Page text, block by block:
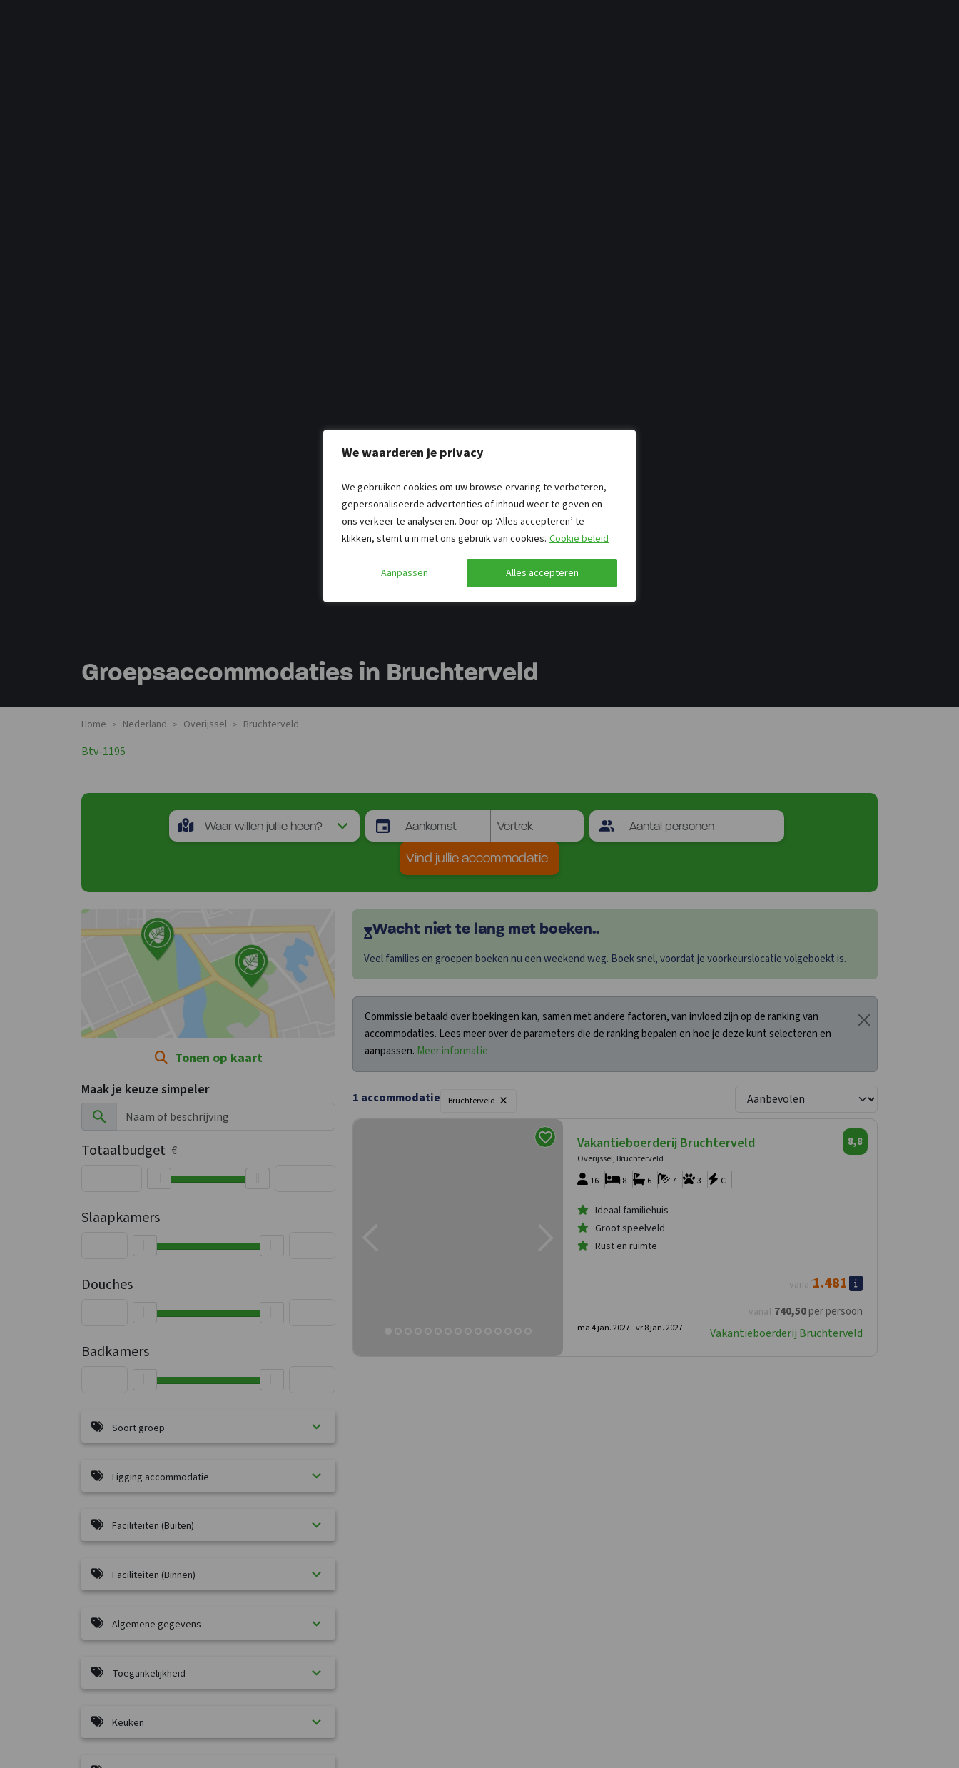
We waarderen je privacy
We gebruiken cookies om uw browse-ervaring te verbeteren,
gepersonaliseerde advertenties of inhoud weer te geven en
ons verkeer te analyseren. Door op ‘Alles accepteren’ te
klikken, stemt u in met ons gebruik van cookies. Cookie beleid
Aanpassen Alles accepteren
Groepsaccommodaties in Bruchterveld
Home > Nederland > Overijssel > Bruchterveld
Btv-1195
Vind jullie accommodatie
Tonen op kaart
Maak je keuze simpeler
Totaalbudget €
Badkamers
Douches
Slaapkamers
Ligging accommodatie
Faciliteiten (Buiten)
Faciliteiten (Binnen)
Soort groep
Algemene gegevens
Toegankelijkheid
Keuken
Wacht niet te lang met boeken..
Veel families en groepen boeken nu een weekend weg. Boek snel, voordat je voorkeurslocatie volgeboekt is.
Commissie betaald over boekingen kan, samen met andere factoren, van invloed zijn op de ranking van
accommodaties. Lees meer over de parameters die de ranking bepalen en hoe je deze kunt selecteren en
aanpassen. Meer informatie
1 accommodatie Bruchterveld ×
Vakantieboerderij Bruchterveld
Overijssel, Bruchterveld
8,8
16 3
6 7 C
8
Ideaal familiehuis
Groot speelveld
Rust en ruimte
vanaf 740,50per persoon
vanaf1.481
ma 4 jan. 2027 -vr 8 jan. 2027 Vakantieboerderij Bruchterveld